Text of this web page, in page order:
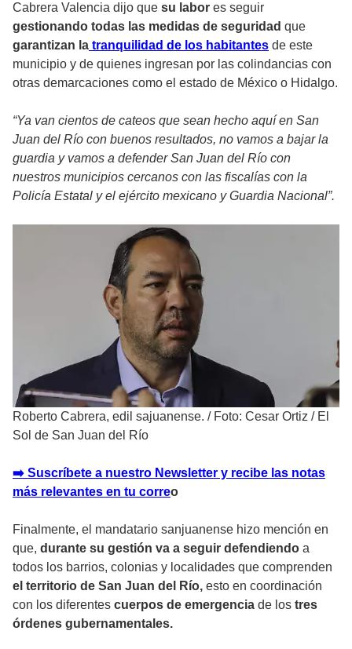
Cabrera Valencia dijo que su labor es seguir
gestionando todas las medidas de seguridad que
garantizan la tranquilidad de los habitantes de este
municipio y de quienes ingresan por las colindancias con
otras demarcaciones como el estado de México o Hidalgo.
“Ya van cientos de cateos que sean hecho aquí en San
Juan del Río con buenos resultados, no vamos a bajar la
guardia y vamos a defender San Juan del Río con
nuestros municipios cercanos con las fiscalías con la
Policía Estatal y el ejército mexicano y Guardia Nacional”.
Roberto Cabrera, edil sajuanense. / Foto: Cesar Ortiz / El
Sol de San Juan del Río
➡️ Suscríbete a nuestro Newsletter y recibe las notas
más relevantes en tu correo
Finalmente, el mandatario sanjuanense hizo mención en
que, durante su gestión va a seguir defendiendo a
todos los barrios, colonias y localidades que comprenden
el territorio de San Juan del Río, esto en coordinación
con los diferentes cuerpos de emergencia de los tres
órdenes gubernamentales.